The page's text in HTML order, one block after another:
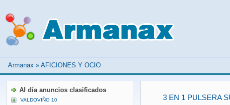
Armanax » AFICIONES Y OCIO
3 EN 1 PULSERA
Al día anuncios clasificados
VALDOVIÑO 10